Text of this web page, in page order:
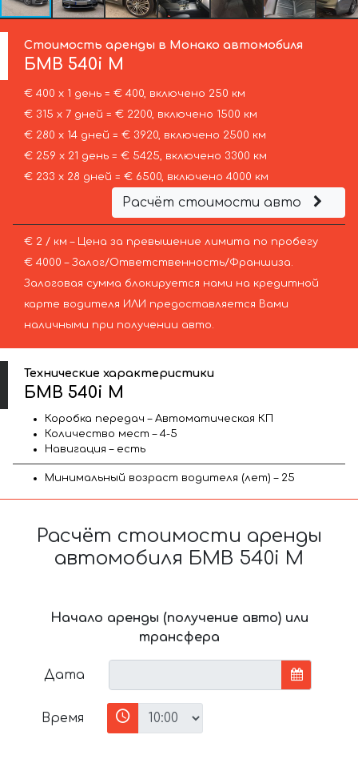
Стоимость аренды в Монако автомобиля
БМВ 540i M
€ 400 х 1 день = € 400, включено 250 км
€ 315 х 7 дней = € 2200, включено 1500 км
€ 280 х 14 дней = € 3920, включено 2500 км
€ 259 х 21 день = € 5425, включено 3300 км
€ 233 х 28 дней = € 6500, включено 4000 км
Расчёт стоимости авто
€ 2 / км – Цена за превышение лимита по пробегу
€ 4000 – Залог/Ответственность/Франшиза.
Залоговая сумма блокируется нами на кредитной
карте водителя ИЛИ предоставляется Вами
наличными при получении авто.
Технические характеристики
БМВ 540i M
Коробка передач – Автоматическая КП
Количество мест – 4-5
Навигация – есть
Минимальный возраст водителя (лет) – 25
Расчёт стоимости аренды
автомобиля БМВ 540i M
Начало аренды (получение авто) или
трансфера
Дата
Время